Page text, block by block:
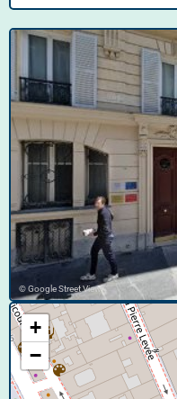
© Google Street View
+
−